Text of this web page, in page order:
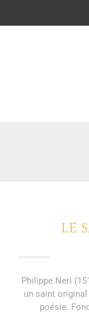
LE
Philippe Neri
un saint
poésie.